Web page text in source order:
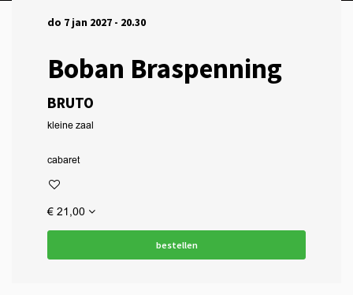
Boban Braspenning
BRUTO
do 7 jan 2027 - 20.30
kleine zaal
cabaret
€ 21,00
bestellen